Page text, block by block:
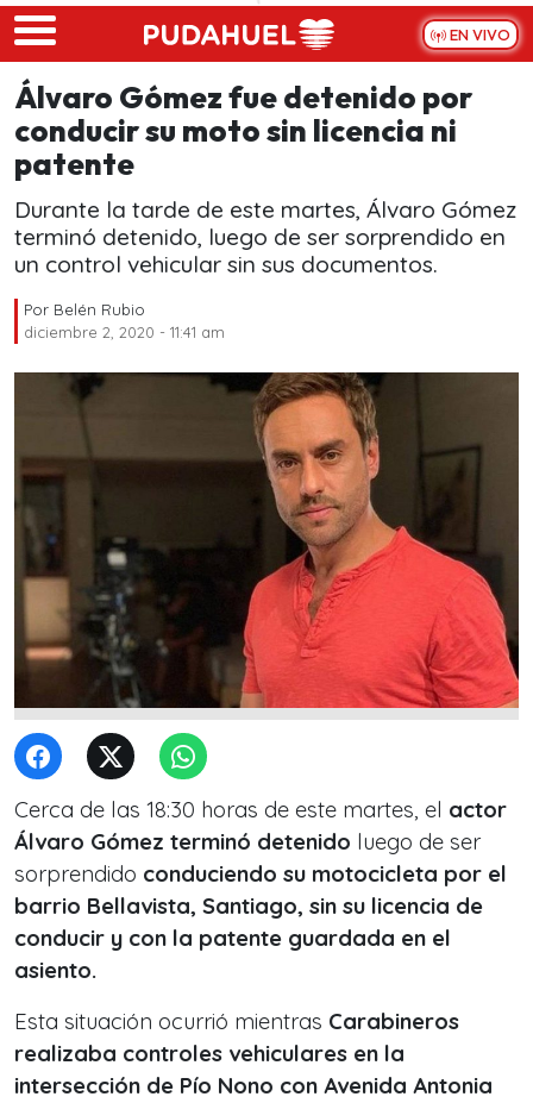
Skip to main content
EN VIVO
Álvaro Gómez fue detenido por
conducir su moto sin licencia ni
patente
Durante la tarde de este martes, Álvaro Gómez
terminó detenido, luego de ser sorprendido en
un control vehicular sin sus documentos.
Por Belén Rubio
diciembre 2, 2020 - 11:41 am
Cerca de las 18:30 horas de este martes, el actor
Álvaro Gómez terminó detenido luego de ser
sorprendido conduciendo su motocicleta por el
barrio Bellavista, Santiago, sin su licencia de
conducir y con la patente guardada en el
asiento.
Esta situación ocurrió mientras Carabineros
realizaba controles vehiculares en la
intersección de Pío Nono con Avenida Antonia